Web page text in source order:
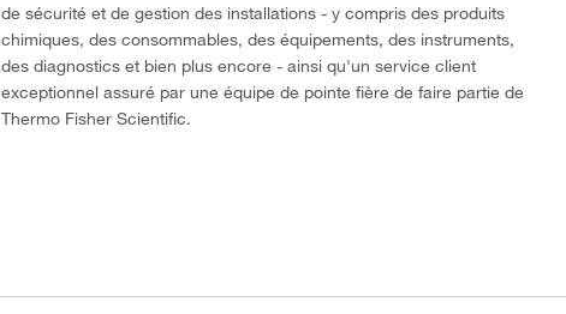
de sécurité et de gestion des installations - y compris des produits
chimiques, des consommables, des équipements, des instruments,
des diagnostics et bien plus encore - ainsi qu'un service client
exceptionnel assuré par une équipe de pointe fière de faire partie de
Thermo Fisher Scientific.